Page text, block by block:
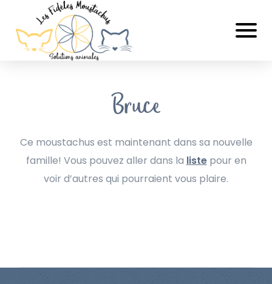
Bruce
Ce moustachus est maintenant dans sa nouvelle
famille! Vous pouvez aller dans la listepour en
voir d’autres qui pourraient vous plaire.